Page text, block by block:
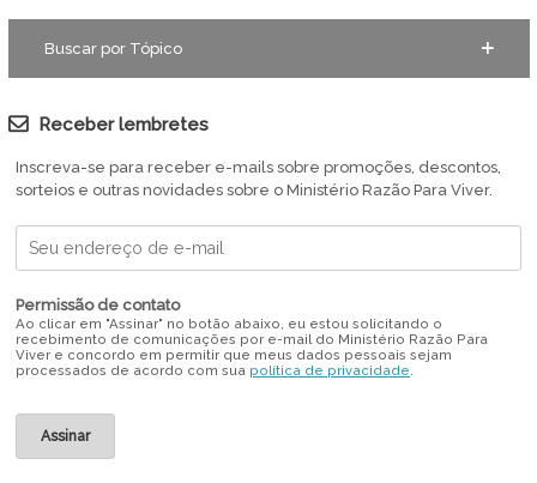
Buscar por Tópico
Receber lembretes
Inscreva-se para receber e-mails sobre promoções, descontos,
sorteios e outras novidades sobre o Ministério Razão Para Viver.
Permissão de contato
Ao clicar em "Assinar" no botão abaixo, eu estou solicitando o
recebimento de comunicações por e-mail do Ministério Razão Para
Viver e concordo em permitir que meus dados pessoais sejam
processados de acordo com sua política de privacidade.